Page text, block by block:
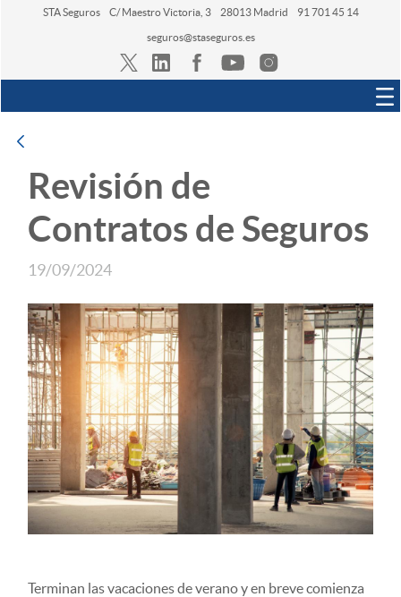
STA Seguros C/ Maestro Victoria, 3 28013 Madrid 91 701 45 14
seguros@staseguros.es
Navegación
Revisión de
Contratos de Seguros
19/09/2024
Terminan las vacaciones de verano y en breve comienza